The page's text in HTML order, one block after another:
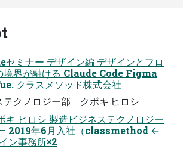
ミナー デザイン編 デザインとフロ
境界が融ける Claude Code Figma
クラスメソッド株式会社
テクノロジー部 クボキ ヒロシ
キ ヒロシ 製造ビジネステクノロジー
2019年6月入社（classmethod ←
ン事務所×2